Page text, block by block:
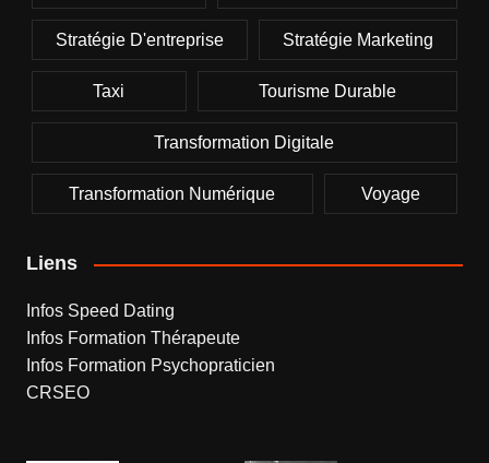
Stratégie D'entreprise Stratégie Marketing
Taxi Tourisme Durable
Transformation Digitale
Transformation Numérique Voyage
Liens
Infos Speed Dating
Infos Formation Thérapeute
Infos Formation Psychopraticien
CRSEO